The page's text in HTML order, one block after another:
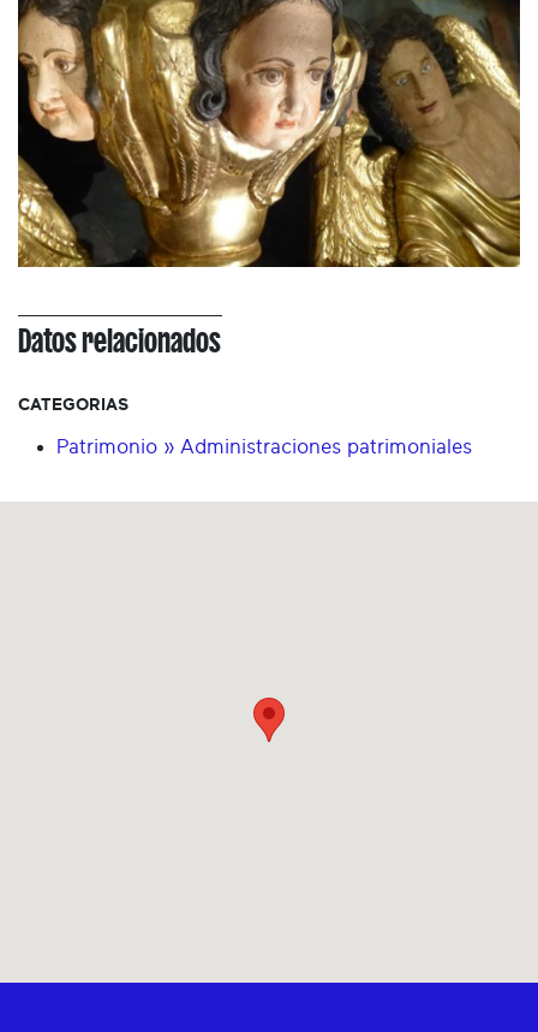
Datos relacionados
CATEGORIAS
Patrimonio » Administraciones patrimoniales